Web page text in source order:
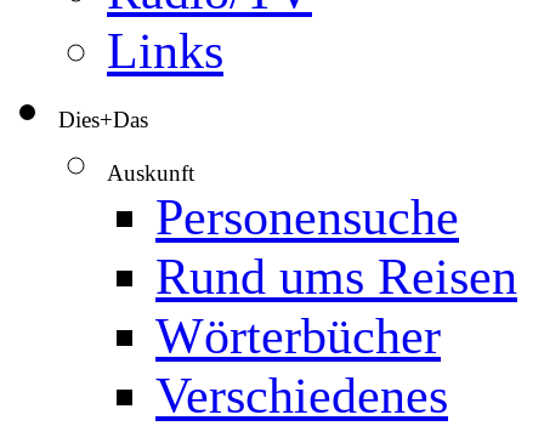
Links
Dies+Das
Auskunft
Personensuche
Rund ums Reisen
Wörterbücher
Verschiedenes